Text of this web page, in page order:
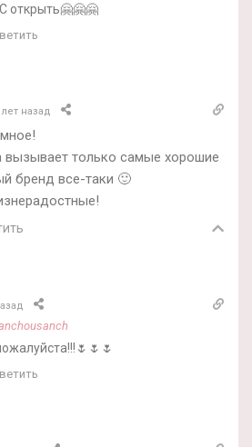
открыть🤗🤗🤗
лет назад
вызывает только самые хорошие
бренд все-таки 🙂